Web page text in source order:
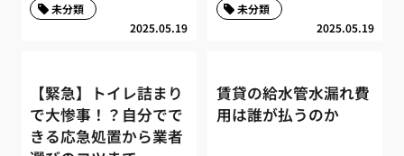
2025.05.19
未分類
2025.05.19
未分類
【緊急】トイレ詰まり
で大惨事！？自分でで
きる応急処置から業者
賃貸の給水管水漏れ費
用は誰が払うのか